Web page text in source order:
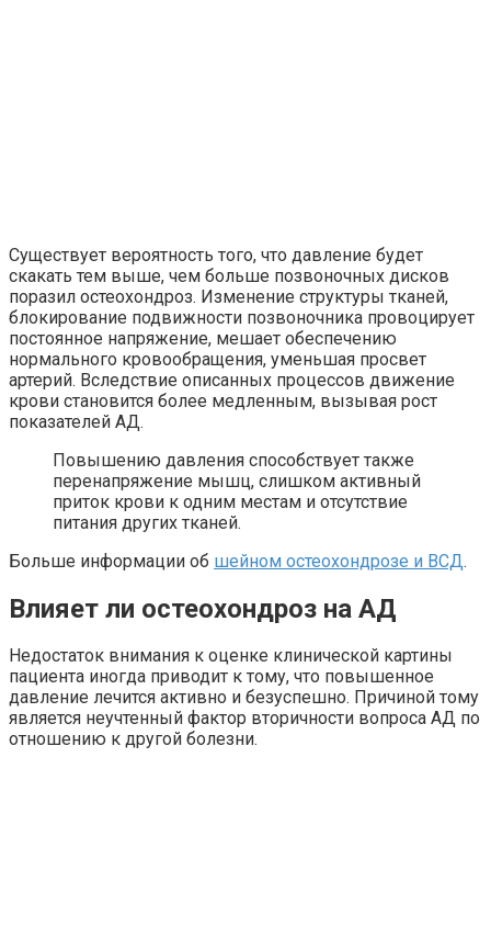
Существует вероятность того, что давление будет
скакать тем выше, чем больше позвоночных дисков
поразил остеохондроз. Изменение структуры тканей,
блокирование подвижности позвоночника провоцирует
постоянное напряжение, мешает обеспечению
нормального кровообращения, уменьшая просвет
артерий. Вследствие описанных процессов движение
крови становится более медленным, вызывая рост
показателей АД.
Повышению давления способствует также
перенапряжение мышц, слишком активный
приток крови к одним местам и отсутствие
питания других тканей.
Больше информации об шейном остеохондрозе и ВСД.
Влияет ли остеохондроз на АД
Недостаток внимания к оценке клинической картины
пациента иногда приводит к тому, что повышенное
давление лечится активно и безуспешно. Причиной тому
является неучтенный фактор вторичности вопроса АД по
отношению к другой болезни.